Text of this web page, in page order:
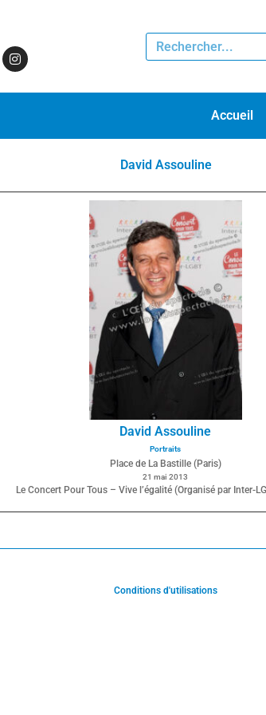
Accueil
David Assouline
David Assouline
Portraits
Place de La Bastille (Paris)
21 mai 2013
Le Concert Pour Tous – Vive l’égalité (Organisé par Inter-
Conditions d'utilisations